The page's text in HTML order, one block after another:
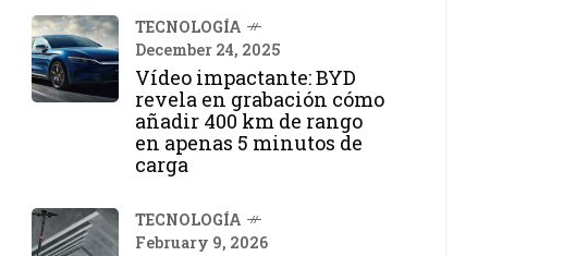
TECNOLOGÍA
December 24, 2025
Vídeo impactante: BYD
revela en grabación cómo
añadir 400 km de rango
en apenas 5 minutos de
carga
TECNOLOGÍA
February 9, 2026